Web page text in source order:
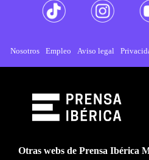
Nosotros Empleo Aviso legal
Otras webs de Prensa Ibérica